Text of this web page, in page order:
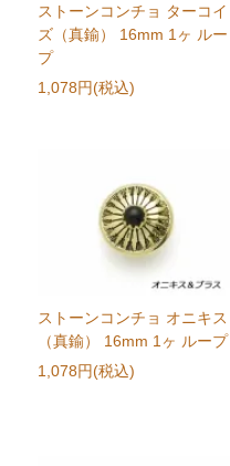
ストーンコンチョ ターコイ
ズ（真鍮） 16mm 1ヶ ルー
プ
1,078円(税込)
ストーンコンチョ オニキス
（真鍮） 16mm 1ヶ ループ
1,078円(税込)